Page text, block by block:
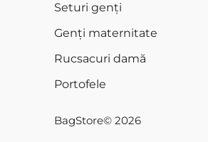
Seturi genți
Genți maternitate
Rucsacuri damă
Portofele
BagStore© 2026